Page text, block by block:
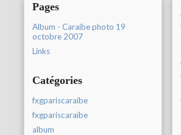
Pages
Album - Caraibe photo 19
octobre 2007
Links
Catégories
fxgpariscaraibe
fxgpariscaraïbe
album